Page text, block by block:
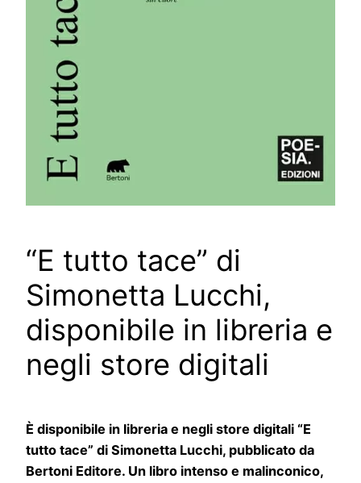
“E tutto tace” di
Simonetta Lucchi,
disponibile in libreria e
negli store digitali
È disponibile in libreria e negli store digitali “E
tutto tace” di Simonetta Lucchi, pubblicato da
Bertoni Editore. Un libro intenso e malinconico,